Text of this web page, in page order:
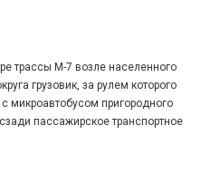
трассы М-7 возле населенного
грузовик, за рулем которого
микроавтобусом пригородного
пассажирское транспортное